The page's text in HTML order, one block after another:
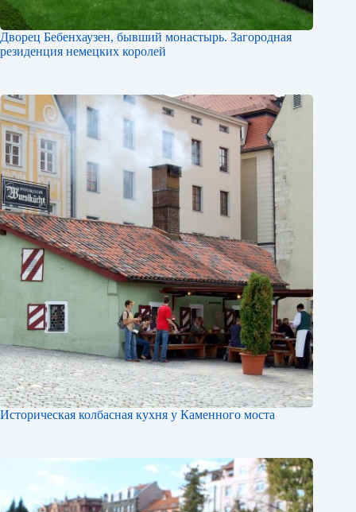
Дворец Бебенхаузен, бывший монастырь. Загородная
резиденция немецких королей
Историческая колбасная кухня у Каменного моста